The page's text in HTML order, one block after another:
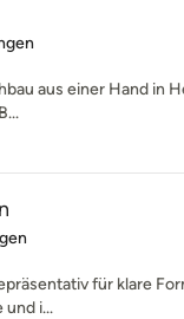
von 5 Sternen
aus einer Hand in
5 Sternen
für klare
i...